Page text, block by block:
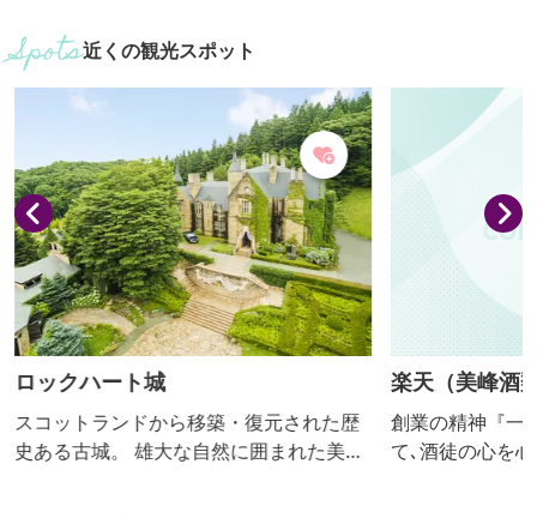
近くの観光スポット
ロックハート城
スコットランドから移築・復元された歴
史ある古城。 雄大な自然に囲まれた美し
楽天（美峰酒
創業の精神『一
て､酒徒の心を